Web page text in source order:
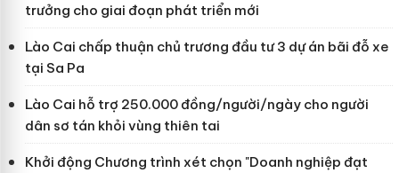
trưởng cho giai đoạn phát triển mới
Lào Cai chấp thuận chủ trương đầu tư 3 dự án bãi đỗ xe
tại Sa Pa
Lào Cai hỗ trợ 250.000 đồng/người/ngày cho người
dân sơ tán khỏi vùng thiên tai
Khởi động Chương trình xét chọn "Doanh nghiệp đạt